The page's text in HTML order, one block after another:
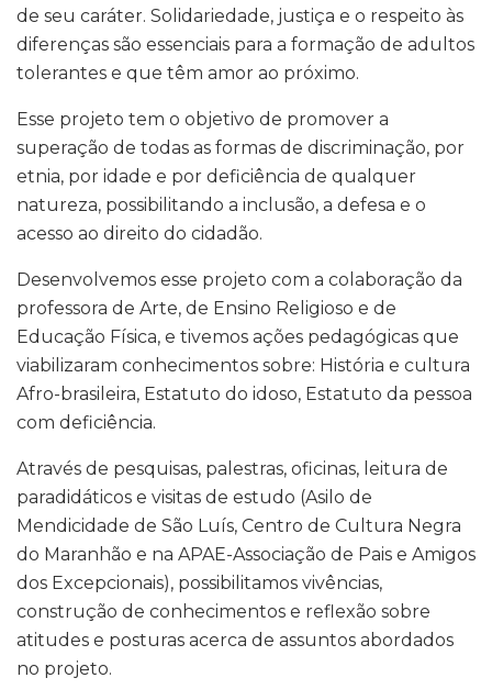
de seu caráter. Solidariedade, justiça e o respeito às
diferenças são essenciais para a formação de adultos
tolerantes e que têm amor ao próximo.
Esse projeto tem o objetivo de promover a
superação de todas as formas de discriminação, por
etnia, por idade e por deficiência de qualquer
natureza, possibilitando a inclusão, a defesa e o
acesso ao direito do cidadão.
Desenvolvemos esse projeto com a colaboração da
professora de Arte, de Ensino Religioso e de
Educação Física, e tivemos ações pedagógicas que
viabilizaram conhecimentos sobre: História e cultura
Afro-brasileira, Estatuto do idoso, Estatuto da pessoa
com deficiência.
Através de pesquisas, palestras, oficinas, leitura de
paradidáticos e visitas de estudo (Asilo de
Mendicidade de São Luís, Centro de Cultura Negra
do Maranhão e na APAE-Associação de Pais e Amigos
dos Excepcionais), possibilitamos vivências,
construção de conhecimentos e reflexão sobre
atitudes e posturas acerca de assuntos abordados
no projeto.